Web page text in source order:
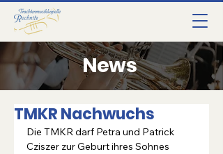
News
TMKR Nachwuchs
Die TMKR darf Petra und Patrick
Cziszer zur Geburt ihres Sohnes